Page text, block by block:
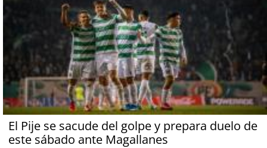
El Pije se sacude del golpe y prepara duelo de
este sábado ante Magallanes